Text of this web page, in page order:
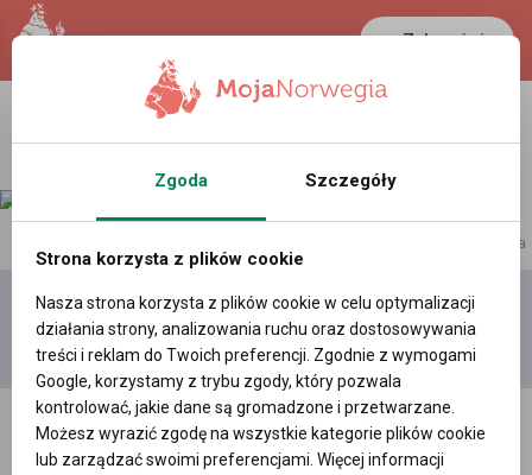
Zaloguj się
LANCASTER
29.3 °C 0.3888 PLN
reklama
Dodaj
film
Moje
filmy
Wszystkie
Zgoda Szczegóły
Strona korzysta z plików cookie
Nasza strona korzysta z plików cookie w celu optymalizacji
działania strony, analizowania ruchu oraz dostosowywania
treści i reklam do Twoich preferencji. Zgodnie z wymogami
Google, korzystamy z trybu zgody, który pozwala
kontrolować, jakie dane są gromadzone i przetwarzane.
Możesz wyrazić zgodę na wszystkie kategorie plików cookie
lub zarządzać swoimi preferencjami. Więcej informacji